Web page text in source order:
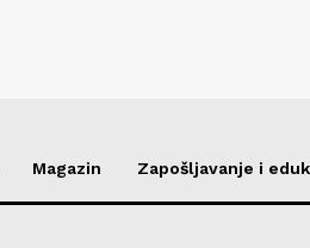
Magazin Zapošljavanje i